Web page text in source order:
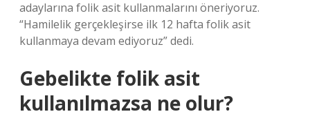
adaylarına folik asit kullanmalarını öneriyoruz.
“Hamilelik gerçekleşirse ilk 12 hafta folik asit
kullanmaya devam ediyoruz” dedi.
Gebelikte folik asit
kullanılmazsa ne olur?